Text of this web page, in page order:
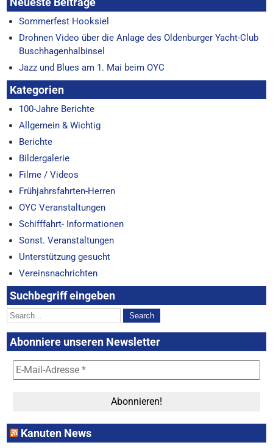
Sommerfest Hooksiel
Drohnen Video über die Anlage des Oldenburger Yacht-Club
Buschhagenhalbinsel
Jazz und Blues am 1. Mai beim OYC
Kategorien
100-Jahre Berichte
Allgemein & Wichtig
Berichte
Bildergalerie
Filme / Videos
Frühjahrsfahrten-Herren
OYC Veranstaltungen
Schifffahrt- Informationen
Sonst. Veranstaltungen
Unterstützung gesucht
Vereinsnachrichten
Suchbegriff eingeben
Abonniere unseren Newsletter
Kanuten News